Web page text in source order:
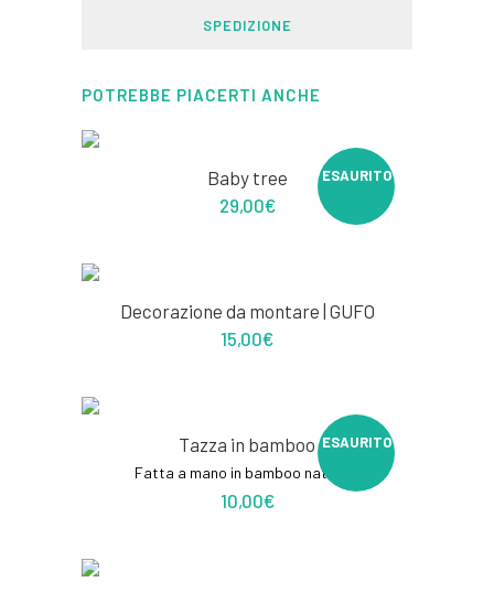
SPEDIZIONE
POTREBBE PIACERTI ANCHE
ESAURITO
Baby tree
29,00€
Decorazione da montare | GUFO
15,00€
ESAURITO
Tazza in bamboo
Fatta a mano in bamboo naturale
10,00€